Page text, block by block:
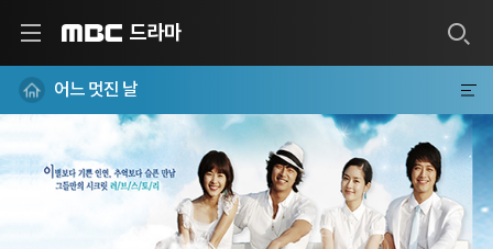
드라마
어느 멋진 날